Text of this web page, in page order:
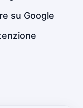
su Google